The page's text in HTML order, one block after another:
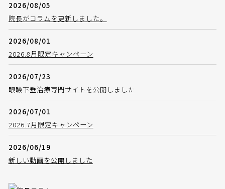
2026/08/05
院長がコラムを更新しました。
2026/08/01
2026.8月限定キャンペーン
2026/07/23
眼瞼下垂治療専門サイトを公開しました
2026/07/01
2026.7月限定キャンペーン
2026/06/19
新しい動画を公開しました